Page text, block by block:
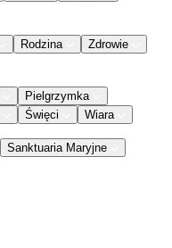
Rodzina
Zdrowie
Pielgrzymka
Święci Wiara
Sanktuaria Maryjne